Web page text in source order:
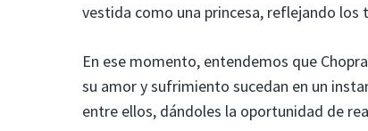
vestida como una princesa, reflejando
En ese momento, entendemos que
su amor y sufrimiento sucedan en un
entre ellos, dándoles la oportunidad de